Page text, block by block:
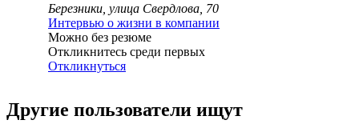
Березники, улица Свердлова, 70
Интервью о жизни в компании
Можно без резюме
Откликнитесь среди первых
Откликнуться
Другие пользователи ищут